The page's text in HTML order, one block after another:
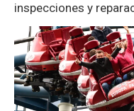
inspecciones y